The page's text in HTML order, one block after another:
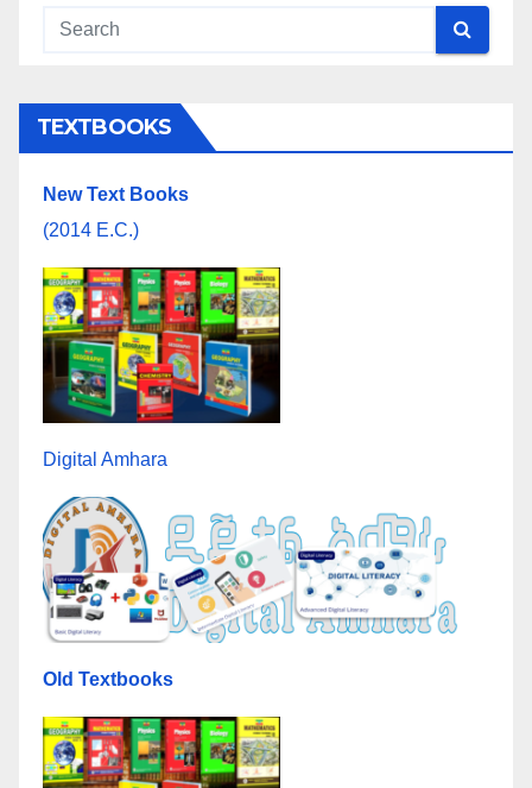
TEXTBOOKS
New Text Books
(2014 E.C.)
Digital Amhara
Old Textbooks